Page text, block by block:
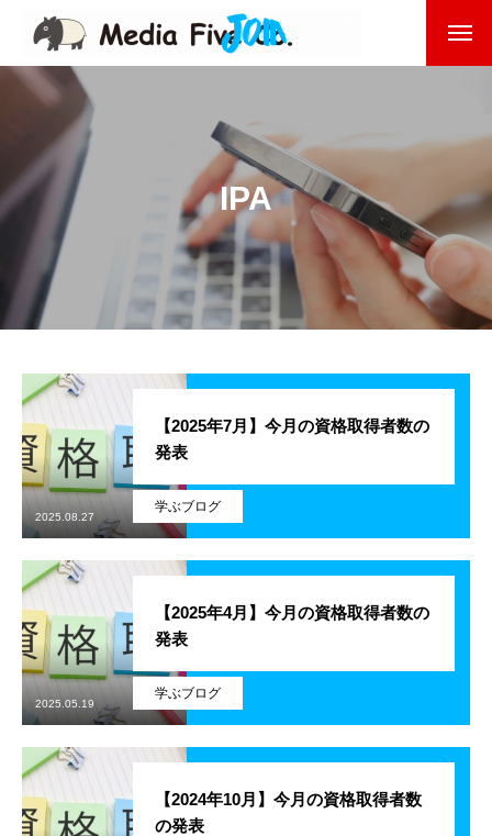
企業を知る
企業理念
代表挨拶
会社沿革
会社概要
福岡オフィス
事業を知る
SES事業
SI事業
ITアウトソーシング事業
IT人材育成事業
その他の事業
業務を知る Works
IPA
学ぶブログ
【2025年7月】今月の資格取得者数の
発表
2025.08.27
学ぶブログ
【2025年4月】今月の資格取得者数の
発表
2025.05.19
【2024年10月】今月の資格取得者数
の発表